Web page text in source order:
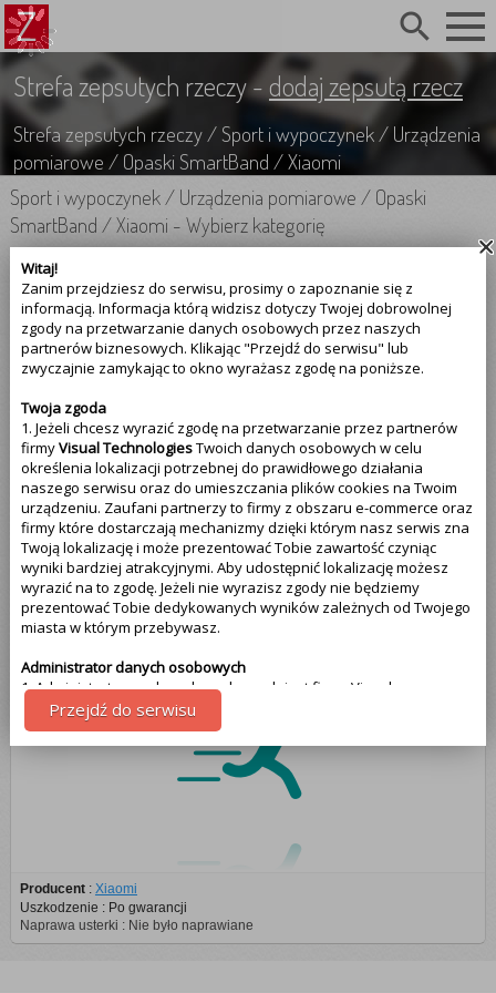
Witaj!
Zanim przejdziesz do serwisu, prosimy o zapoznanie się z
informacją. Informacja którą widzisz dotyczy Twojej dobrowolnej
zgody na przetwarzanie danych osobowych przez naszych
partnerów biznesowych. Klikając "Przejdź do serwisu" lub
zwyczajnie zamykając to okno wyrażasz zgodę na poniższe.
Twoja zgoda
1. Jeżeli chcesz wyrazić zgodę na przetwarzanie przez partnerów
firmyVisual TechnologiesTwoich danych osobowych w celu
określenia lokalizacji potrzebnej do prawidłowego działania
naszego serwisu oraz do umieszczania plików cookies na Twoim
urządzeniu. Zaufani partnerzy to firmy z obszaru e-commerce oraz
firmy które dostarczają mechanizmy dzięki którym nasz serwis zna
Twoją lokalizację i może prezentować Tobie zawartość czyniąc
wyniki bardziej atrakcyjnymi. Aby udostępnić lokalizację możesz
wyrazić na to zgodę. Jeżeli nie wyrazisz zgody nie będziemy
prezentować Tobie dedykowanych wyników zależnych od Twojego
miasta w którym przebywasz.
Administrator danych osobowych
1. Administratorem danych osobowych jest firma Visual
Technologies, więcej informacji na temat naszej firmy znajdziesz na
samym dole strony - klikając na link kontakt. Pamiętaj że Twoja
zgoda może być w każdej chwili cofnięta. Jeżeli wyrażasz zgodę, o
którą wyżej prosimy, administratorami Twoich danych osobowych
będą także partnerzy. Lista partnerów jest dostępna w polityce
tego co aktualnie oglądasz. Więcej szczegółowych informacji
odnajdziesz w polityce prywatności naszego serwisu na samym
dole - link polityka prywatności.
Przejdź do serwisu
search
Strefa zepsutych rzeczy - dodaj zepsutą rzecz
Strefa zepsutych rzeczy/ Sport i wypoczynek/ Urządzenia
pomiarowe / Opaski SmartBand /Xiaomi
Sport i wypoczynek/ Urządzenia pomiarowe / Opaski
SmartBand /Xiaomi - Wybierz kategorię
Sport i wypoczynek
Urządzenia pomiarowe
Opaski SmartBand
Xiaomi
Najczęściej psujące sięopaski smartband xiaomi
SilverCrest (1)
Xiaomi (1)
Opaska Xiaomi
Producent: Xiaomi
Uszkodzenie : Po gwarancji
Naprawa usterki : Nie było naprawiane